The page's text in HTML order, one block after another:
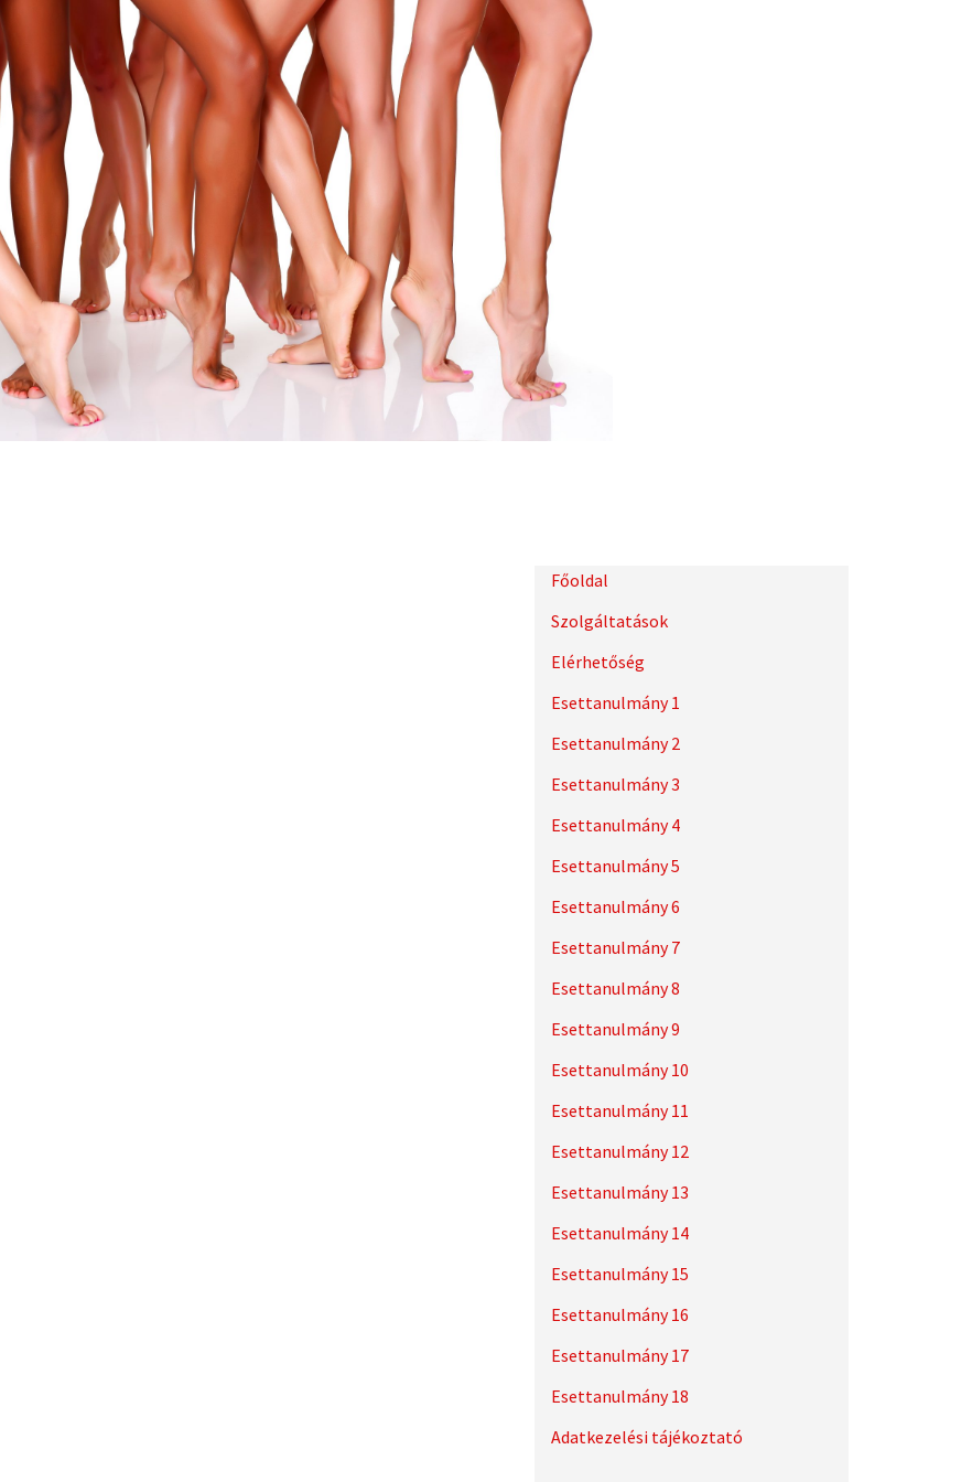
Főoldal
Szolgáltatások
Elérhetőség
Esettanulmány 1
Esettanulmány 2
Esettanulmány 3
Esettanulmány 4
Esettanulmány 5
Esettanulmány 6
Esettanulmány 7
Esettanulmány 8
Esettanulmány 9
Esettanulmány 10
Esettanulmány 11
Esettanulmány 12
Esettanulmány 13
Esettanulmány 14
Esettanulmány 15
Esettanulmány 16
Esettanulmány 17
Esettanulmány 18
Adatkezelési tájékoztató